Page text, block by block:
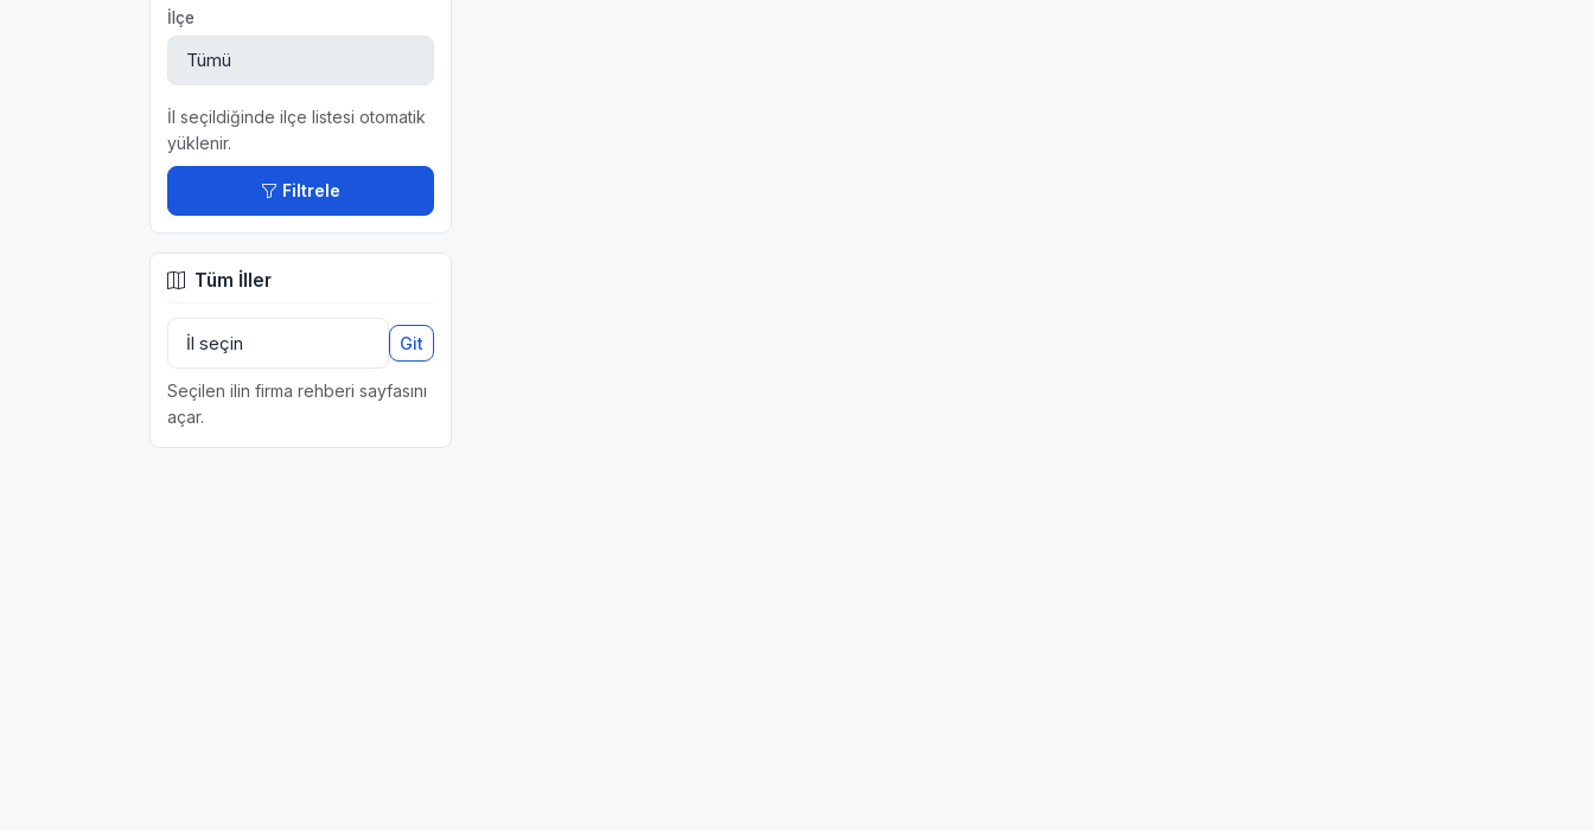
İlçe
İl seçildiğinde ilçe listesi otomatik
yüklenir.
Filtrele
Tüm İller
Git
Seçilen ilin firma rehberi sayfasını
açar.